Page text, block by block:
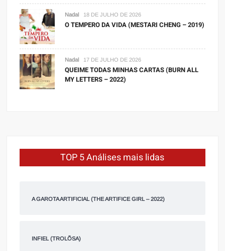
Nadal 18 DE JULHO DE 2026
O TEMPERO DA VIDA (MESTARI CHENG – 2019)
Nadal 17 DE JULHO DE 2026
QUEIME TODAS MINHAS CARTAS (BURN ALL
MY LETTERS – 2022)
TOP 5 Análises mais lidas
A GAROTA ARTIFICIAL (THE ARTIFICE GIRL – 2022)
INFIEL (TROLÕSA)